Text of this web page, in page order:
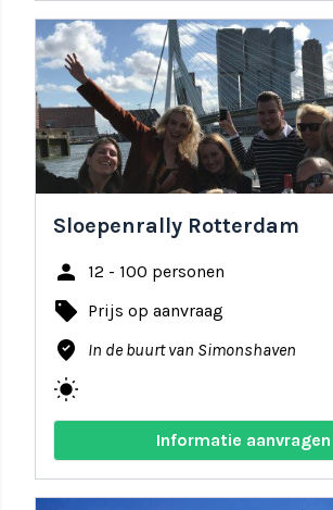
Sloepenrally Rotterdam
person 12 - 100 personen
local_offer Prijs op aanvraag
where_to_vote In de buurt van Simonshaven
wb_sunny
Informatie aanvragen